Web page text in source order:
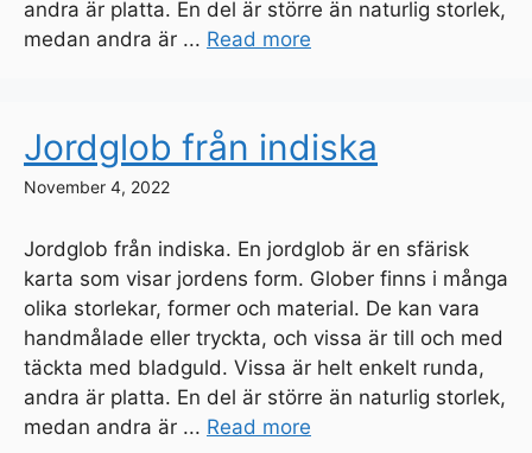
andra är platta. En del är större än naturlig storlek,
medan andra är ... Read more
Jordglob från indiska
November 4, 2022
Jordglob från indiska. En jordglob är en sfärisk
karta som visar jordens form. Glober finns i många
olika storlekar, former och material. De kan vara
handmålade eller tryckta, och vissa är till och med
täckta med bladguld. Vissa är helt enkelt runda,
andra är platta. En del är större än naturlig storlek,
medan andra är ... Read more